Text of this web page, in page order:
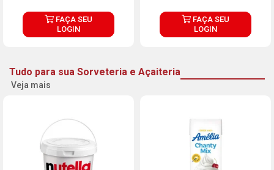
FAÇA SEU
LOGIN
FAÇA SEU
LOGIN
Tudo para sua Sorveteria e Açaiteria
Veja mais